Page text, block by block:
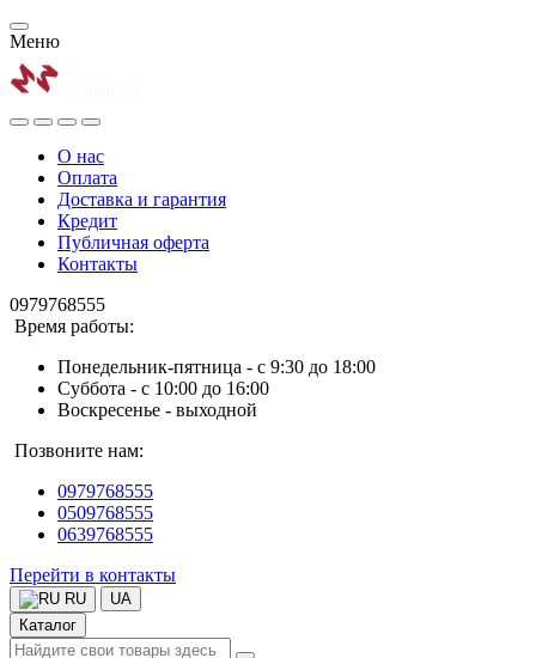
Меню
О нас
Оплата
Доставка и гарантия
Кредит
Публичная оферта
Контакты
0979768555
Время работы:
Понедельник-пятница - с 9:30 до 18:00
Суббота - с 10:00 до 16:00
Воскресенье - выходной
Позвоните нам:
0979768555
0509768555
0639768555
Перейти в контакты
RU
UA
Каталог